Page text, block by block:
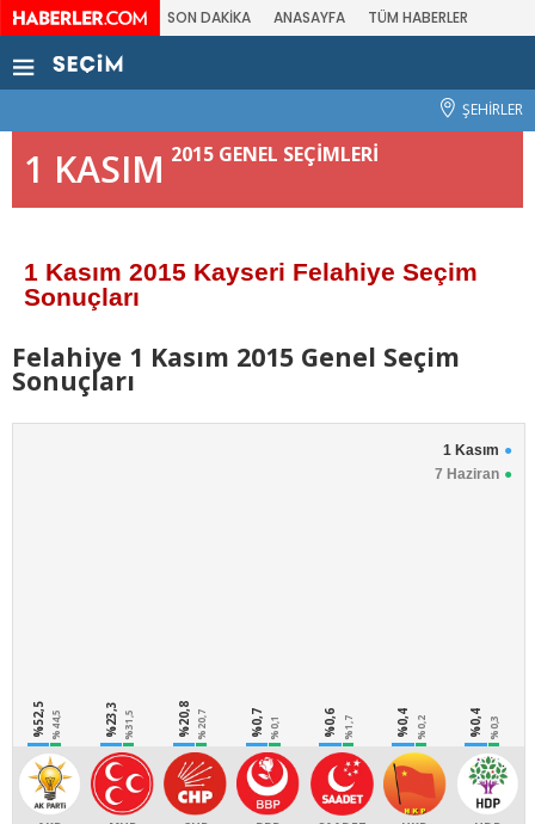
SON DAKİKA ANASAYFA TÜM HABERLER
ŞEHİRLER
1 KASIM 2015 GENEL SEÇİMLERİ
1 Kasım 2015 Kayseri Felahiye Seçim
Sonuçları
Felahiye 1 Kasım 2015 Genel Seçim
Sonuçları
1 Kasım
7 Haziran
%52,5 %44,5 %23,3 %31,5 %20,8 %20,7 %0,7 %0,1 %0,6 %1,7 %0,4 %0,2 %0,4 %0,3